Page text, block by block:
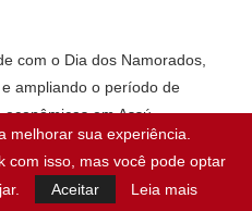
com o Dia dos Namorados,
ampliando o período de
econômicas emAssú.
foi construído em parceria
e com o Governo do
melhorar sua experiência.
com isso, mas você pode optar
Aceitar Leia mais